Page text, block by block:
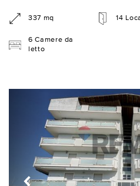
337 mq 14
6 Camere da
letto